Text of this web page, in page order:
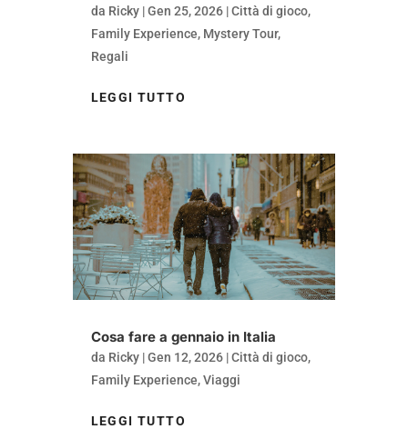
da Ricky|Gen 25, 2026|Città di gioco,
Family Experience, Mystery Tour,
Regali
LEGGI TUTTO
Cosa fare a gennaio in Italia
da Ricky|Gen 12, 2026|Città di gioco,
Family Experience,Viaggi
LEGGI TUTTO